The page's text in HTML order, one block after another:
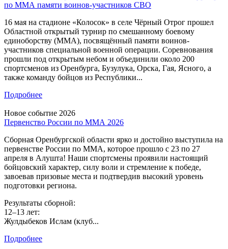
по ММА памяти воинов-участников СВО
16 мая на стадионе «Колосок» в селе Чёрный Отрог прошел
Областной открытый турнир по смешанному боевому
единоборству (ММА), посвящённый памяти воинов-
участников специальной военной операции. Соревнования
прошли под открытым небом и объединили около 200
спортсменов из Оренбурга, Бузулука, Орска, Гая, Ясного, а
также команду бойцов из Республики...
Подробнее
Новое событие 2026
Первенство России по ММА 2026
Сборная Оренбургской области ярко и достойно выступила на
первенстве России по ММА, которое прошло с 23 по 27
апреля в Алушта! Наши спортсмены проявили настоящий
бойцовский характер, силу воли и стремление к победе,
завоевав призовые места и подтвердив высокий уровень
подготовки региона.
Результаты сборной:
12–13 лет:
Жулдыбеков Ислам (клуб...
Подробнее